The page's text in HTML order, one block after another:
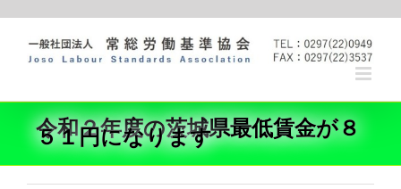
content
令和２年度の茨城県最低賃金が８
５１円になります